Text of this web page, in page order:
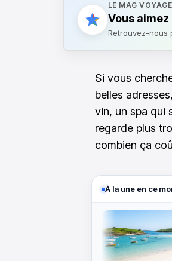
LE MAG VOYAGE
Vous aimez
Retrouvez-nous
Si vous
belles
vin, un spa qui
regarde plus
combien ça
À la une en ce